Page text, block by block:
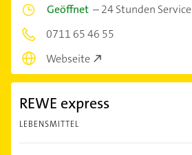
Geöffnet –24 Stunden Service
0711 65 46 55
Webseite
REWE express
LEBENSMITTEL